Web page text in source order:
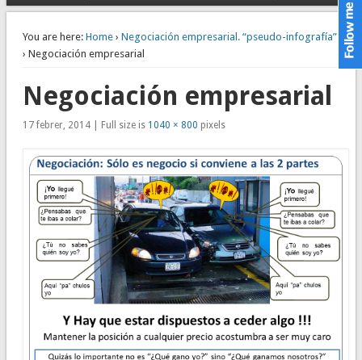
You are here: Home› Negociación empresarial. “pseudo-infografía”
› Negociación empresarial
Negociación empresarial
17 febrer, 2014 | Full size is 1040 × 800 pixels